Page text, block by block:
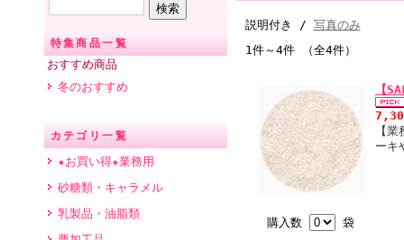
特集商品一覧
おすすめ商品
冬のおすすめ
カテゴリ一覧
★お買い得★業務用
砂糖類・キャラメル
乳製品・油脂類
説明付き / 写真のみ
1件～4件 （全4件）
購入数 袋
【
【
ーキ